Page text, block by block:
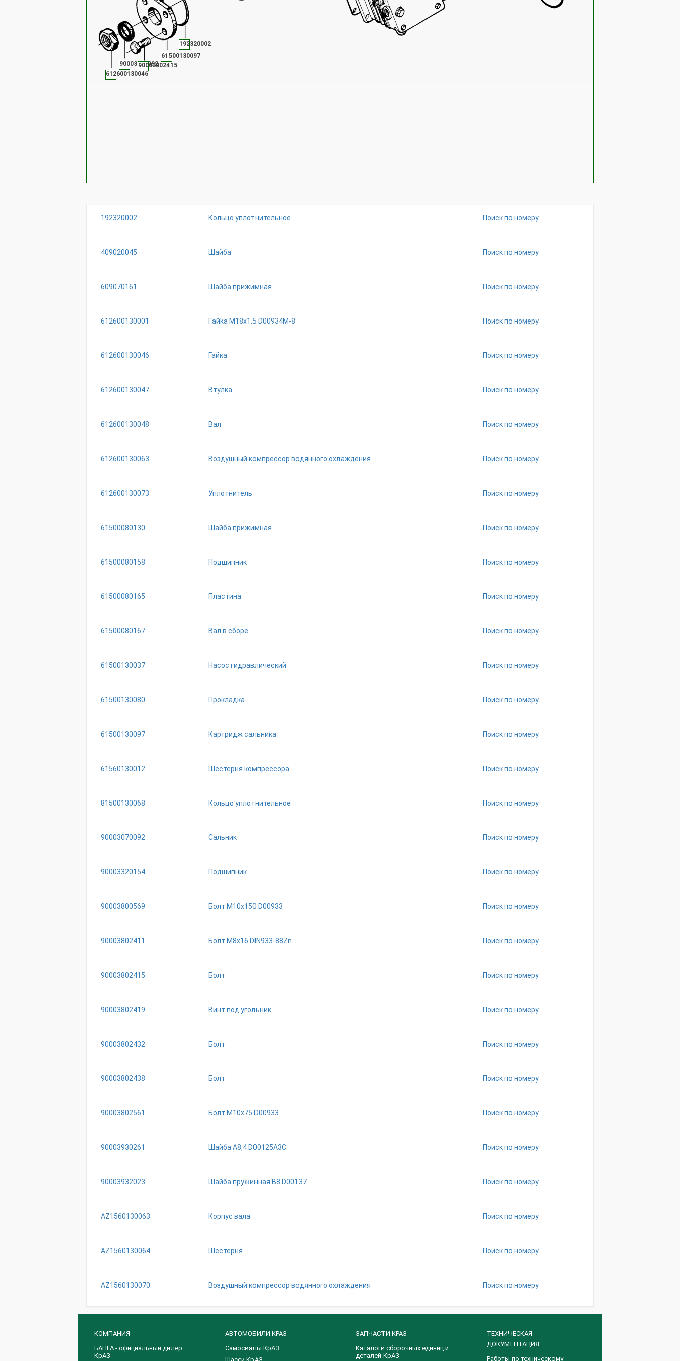
192320002
612600130046
61500130097
9000307009290003802415
192320002 Кольцо уплотнительное Поиск по номеру
409020045 Шайба Поиск по номеру
609070161 Шайба прижимная Поиск по номеру
612600130001 Гaйka M18x1,5 D00934M-8 Поиск по номеру
612600130046 Гайка Поиск по номеру
612600130047 Втулка Поиск по номеру
612600130048 Вал Поиск по номеру
612600130063 Воздушный компрессор водянного охлаждения Поиск по номеру
612600130073 Уплотнитель Поиск по номеру
61500080130 Шайба прижимная Поиск по номеру
61500080158 Подшипник Поиск по номеру
61500080165 Пластина Поиск по номеру
61500080167 Вал в сборе Поиск по номеру
61500130037 Насос гидравлический Поиск по номеру
61500130080 Прокладка Поиск по номеру
61500130097 Картридж сальника Поиск по номеру
61560130012 Шестерня компрессора Поиск по номеру
81500130068 Кольцо уплотнительное Поиск по номеру
90003070092 Сальник Поиск по номеру
90003320154 Подшипник Поиск по номеру
90003800569 Бoлт M10x150 D00933 Поиск по номеру
90003802411 Бoлт M8x16 DIN933-88Zn Поиск по номеру
90003802415 Болт Поиск по номеру
90003802419 Винт под угольник Поиск по номеру
90003802432 Болт Поиск по номеру
90003802438 Болт Поиск по номеру
90003802561 Бoлт M10x75 D00933 Поиск по номеру
90003930261 Шaйбa A8,4 D00125A3C Поиск по номеру
90003932023 Шaйбa пpyжиннaя B8 D00137 Поиск по номеру
AZ1560130063 Корпус вала Поиск по номеру
AZ1560130064 Шестерня Поиск по номеру
AZ1560130070 Воздушный компрессор водянного охлаждения Поиск по номеру
КОМПАНИЯ
БАНГА - официальный дилер
КрАЗ
АВТОМОБИЛИ КРАЗ
Самосвалы КрАЗ
ЗАПЧАСТИ КРАЗ
Каталоги сборочных единиц и
деталей КрАЗ
ТЕХНИЧЕСКАЯ
ДОКУМЕНТАЦИЯ
Работы по техническому